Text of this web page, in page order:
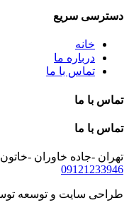
دسترسی سریع
خانه
درباره ما
تماس با ما
تماس با ما
تماس با ما
تهران -جاده خاوران -خاتون
09121233946
طراحی سایت و توسعه